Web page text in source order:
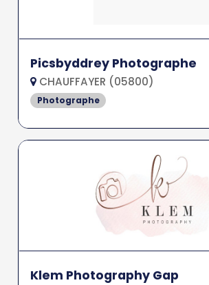
Picsbyddrey Photographe
CHAUFFAYER (05800)
Photographe
Klem Photography Gap